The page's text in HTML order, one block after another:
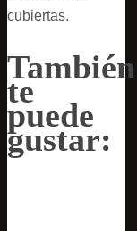
cubiertas.
También
te
puede
gustar: